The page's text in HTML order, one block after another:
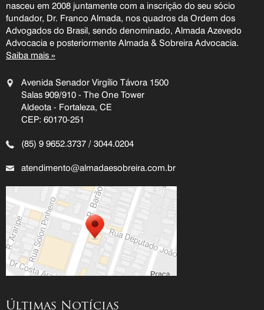
nasceu em 2008 juntamente com a inscrição do seu sócio
fundador, Dr. Franco Almada, nos quadros da Ordem dos
Advogados do Brasil, sendo denominado, Almada Azevedo
Advocacia e posteriormente Almada & Sobreira Advocacia.
Saiba mais »
Avenida Senador Virgílio Távora 1500
Salas 909/910 - The One Tower
Aldeota - Fortaleza, CE
CEP: 60170-251
(85) 9 9652.3737 / 3044.0204
atendimento@almadaesobreira.com.br
Últimas Notícias